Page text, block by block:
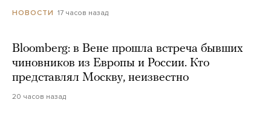
НОВОСТИ 17 часов назад
Bloomberg: в Вене прошла встреча бывших
чиновников из Европы и России. Кто
представлял Москву, неизвестно
20 часов назад